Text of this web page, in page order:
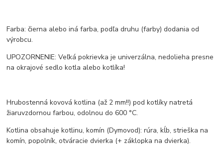
Farba: čierna alebo iná farba, podľa druhu (farby) dodania od
výrobcu.
UPOZORNENIE: Veľká pokrievka je univerzálna, nedolieha presne
na okrajové sedlo kotla alebo kotlíka!
Hrubostenná kovová kotlina (až 2 mm!!) pod kotlíky natretá
žiaruvzdornou farbou, odolnou do 600 °C.
Kotlina obsahuje kotlinu, komín (Dymovod): rúra, kĺb, strieška na
komín, popolník, otváracie dvierka (+ záklopka na dvierka).